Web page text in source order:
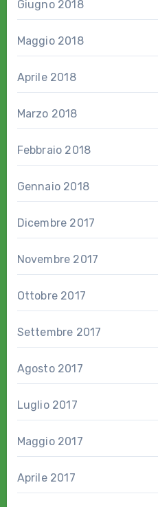
Giugno 2018
Maggio 2018
Aprile 2018
Marzo 2018
Febbraio 2018
Gennaio 2018
Dicembre 2017
Novembre 2017
Ottobre 2017
Settembre 2017
Agosto 2017
Luglio 2017
Maggio 2017
Aprile 2017